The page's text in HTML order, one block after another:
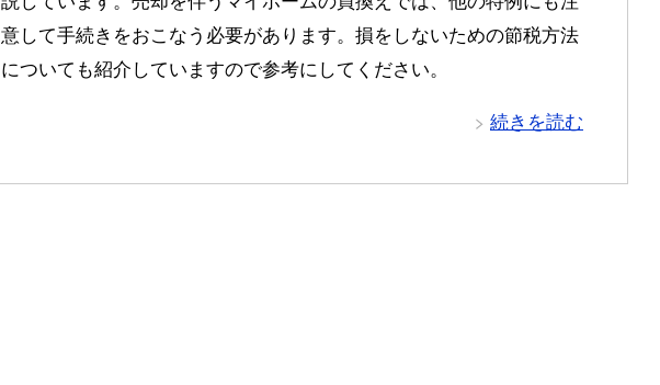
意して手続きをおこなう必要があります。損をしないための節税方法
についても紹介していますので参考にしてください。
続きを読む